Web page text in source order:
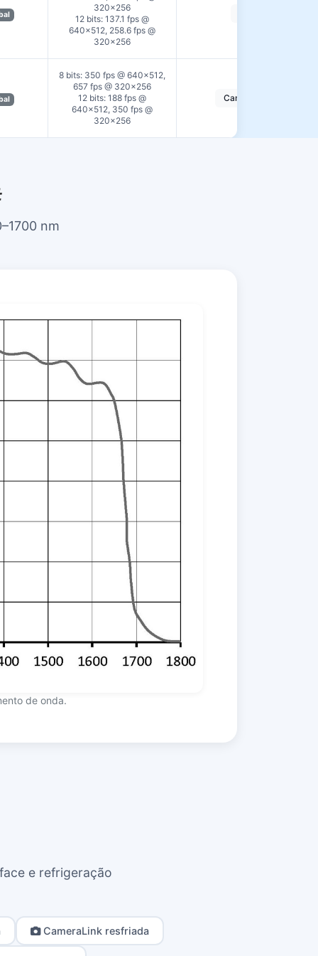
320×256
12 bits: 137.1 fps @
640×512, 258.6 fps @
320×256
8 bits: 350 fps @ 640×512,
657 fps @ 320×256
12 bits: 188 fps @
640×512, 350 fps @
320×256
CameraLink
nm
de onda.
e refrigeração
CameraLink resfriada